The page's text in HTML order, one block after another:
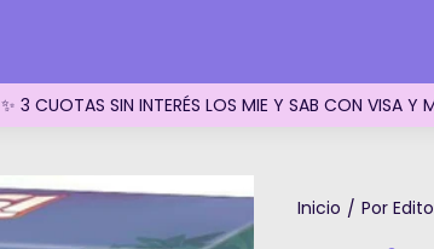
✨ 3 CUOTAS SIN INTERÉS LOS MIE Y SAB CON VISA Y
Inicio / Por